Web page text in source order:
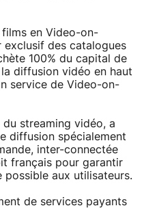
en Video-on-
exclusif des catalogues
100% du capital de
diffusion vidéo en haut
service de Video-on-
du streaming vidéo, a
diffusion spécialement
inter-connectée
français pour garantir
possible aux utilisateurs.
de services payants